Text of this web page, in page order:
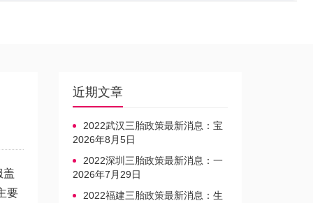
盖
要
近期文章
2022武汉三胎政策最新消息：宝
宝上户口不再罚款
2026年8月5日
2022深圳三胎政策最新消息：一
文读懂上户口是否罚款
2026年7月29日
2022福建三胎政策最新消息：生